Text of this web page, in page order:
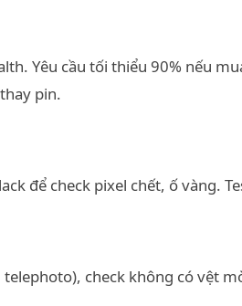
Yêu cầu tối thiểu 90% nếu
pin.
để check pixel chết, ố vàng.
check không có vệt